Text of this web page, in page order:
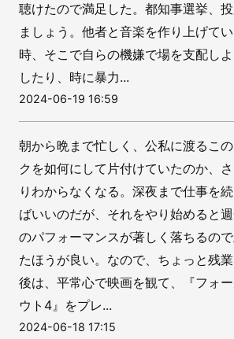
聴けたので満足した。都知事選挙、
ましょう。他者と音楽を作り上げてい
時、そこで自らの機嫌で場を支配し
したり、時に暴力...
2024-06-19 16:59
朝から晩まで忙しく、公私に渡るこ
クを如何にして片付けていたのか、
りわからなくなる。深夜まで仕事を
ばいいのだが、それをやり始めると
のパフォーマンスが著しく落ちるの
たほうが良い。なので、ちょっと残
後は、平常心で映画を観て、『フォ
ウト4』をプレ...
2024-06-18 17:15